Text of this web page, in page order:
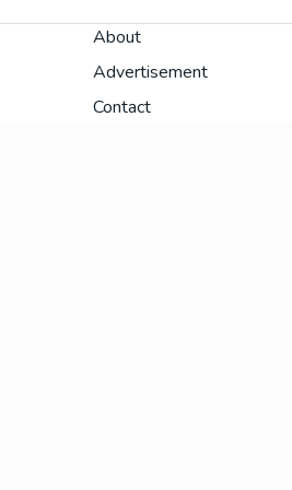
About
Advertisement
Contact